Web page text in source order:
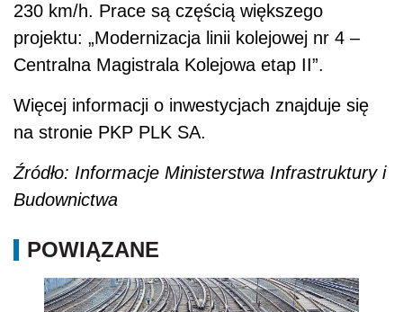
230 km/h. Prace są częścią większego
projektu: „Modernizacja linii kolejowej nr 4 –
Centralna Magistrala Kolejowa etap II”.
Więcej informacji o inwestycjach znajduje się
na stronie PKP PLK SA.
Źródło: Informacje Ministerstwa Infrastruktury i
Budownictwa
POWIĄZANE